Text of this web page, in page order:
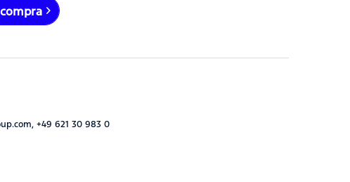
+49 621 30 983 0